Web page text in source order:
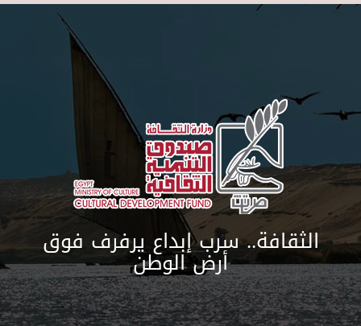
Skip to main content
الثقافة.. سرب إبداع يرفرف فوق
أرض الوطن